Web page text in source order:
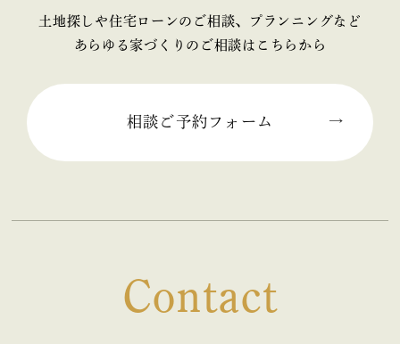
2025年10月 (1)
2025年07月 (2)
土地探しや住宅ローンのご相談、プランニングなど
あらゆる家づくりのご相談はこちらから
相談ご予約フォーム
Contact